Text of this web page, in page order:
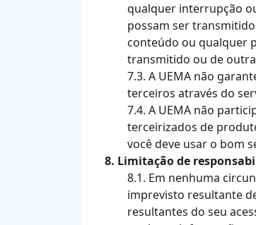
qualquer interrupção
possam ser
conteúdo ou qualquer
transmitido ou de
7.3. A UEMA não
terceiros através do
7.4. A UEMA não
terceirizados de
você deve usar o bom
8. Limitação de
8.1. Em nenhuma
imprevisto resultante
resultantes do seu